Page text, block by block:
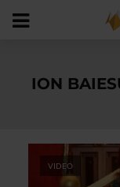
ION
VIDEO